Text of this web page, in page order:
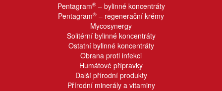
Pentagram®– bylinné koncentráty
Pentagram® – regenerační krémy
Mycosynergy
Solitérní bylinné koncentráty
Ostatní bylinné koncentráty
Obrana proti infekci
Humátové přípravky
Další přírodní produkty
Přírodní minerály a vitaminy